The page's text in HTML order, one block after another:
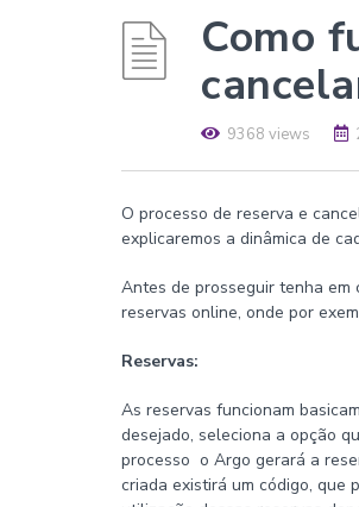
Como
9368 views
O processo de reserva e
explicaremos a dinâmica de
Antes de prosseguir tenha em
reservas online, onde por
Reservas:
As reservas funcionam
desejado, seleciona a opção
processo o Argo gerará a
criada existirá um código, que